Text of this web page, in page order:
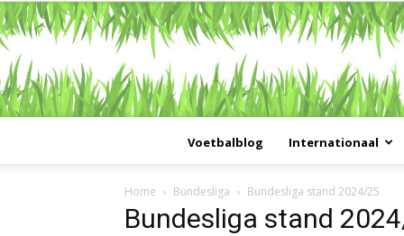
Voetbalblog Internationaal
Home Bundesliga Bundesliga stand 2024/25
Bundesliga stand